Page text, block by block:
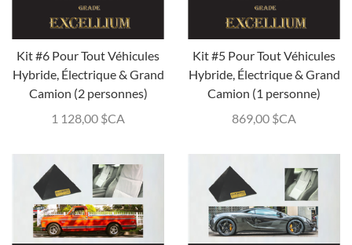
Kit #6 Pour Tout Véhicules
Hybride, Électrique & Grand
Camion (2 personnes)
1 128,00 $CA
Kit #5 Pour Tout Véhicules
Hybride, Électrique & Grand
Camion (1 personne)
869,00 $CA